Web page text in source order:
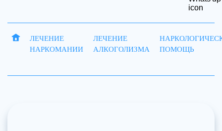
ЛЕЧЕНИЕ
НАРКОМАНИИ
ЛЕЧЕНИЕ
АЛКОГОЛИЗМА
ПОМОЩЬ
Запись
Ваша
Отправить